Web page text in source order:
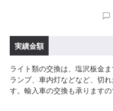
実績金額
ライト類の交換は、塩沢板金
ランプ、車内灯などなど、切
す。輸入車の交換も承ります